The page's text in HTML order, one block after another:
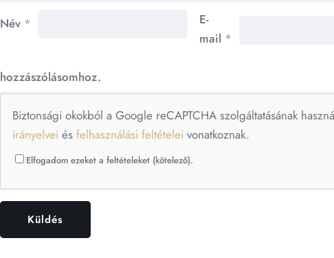
Név *
E-
mail *
hozzászólásomhoz.
Biztonsági okokból a Google reCAPTCHA szolgáltatásának
irányelvei és felhasználási feltételei vonatkoznak.
Elfogadom ezeket a feltételeket (kötelező).